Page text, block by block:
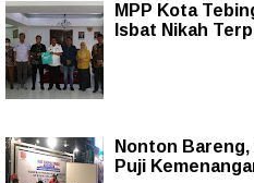
MPP Kota
Isbat Nikah
Nonton
Puji